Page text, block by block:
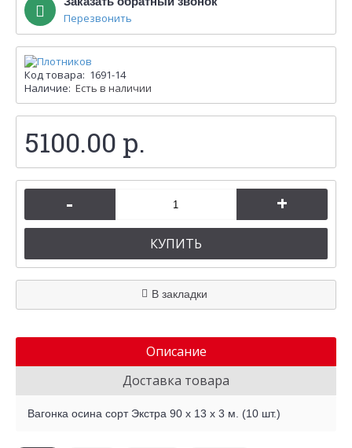
Перезвонить
Код товара: 1691-14
Наличие: Есть в наличии
5100.00 р.
- +
КУПИТЬ
В закладки
Описание
Доставка товара
Вагонка осина сорт Экстра 90 х 13 х 3 м. (10 шт.)